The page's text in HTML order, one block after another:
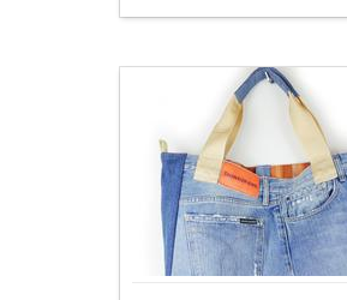
Tasche
JEANS
Recycelt
LOVE